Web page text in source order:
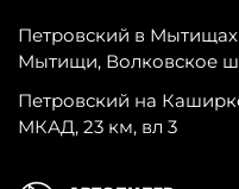
Петровский в Мытищах
Мытищи, Волковское
Петровский на
МКАД, 23 км, вл 3